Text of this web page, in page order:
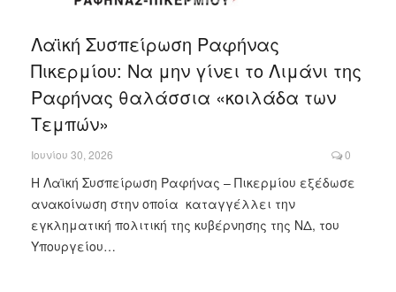
Λαϊκή Συσπείρωση Ραφήνας
Πικερμίου: Να μην γίνει το Λιμάνι της
Ραφήνας θαλάσσια «κοιλάδα των
Τεμπών»
Ιουνίου 30, 2026 0
Η Λαϊκή Συσπείρωση Ραφήνας – Πικερμίου εξέδωσε
ανακοίνωση στην οποία καταγγέλλει την
εγκληματική πολιτική της κυβέρνησης της ΝΔ, του
Υπουργείου…